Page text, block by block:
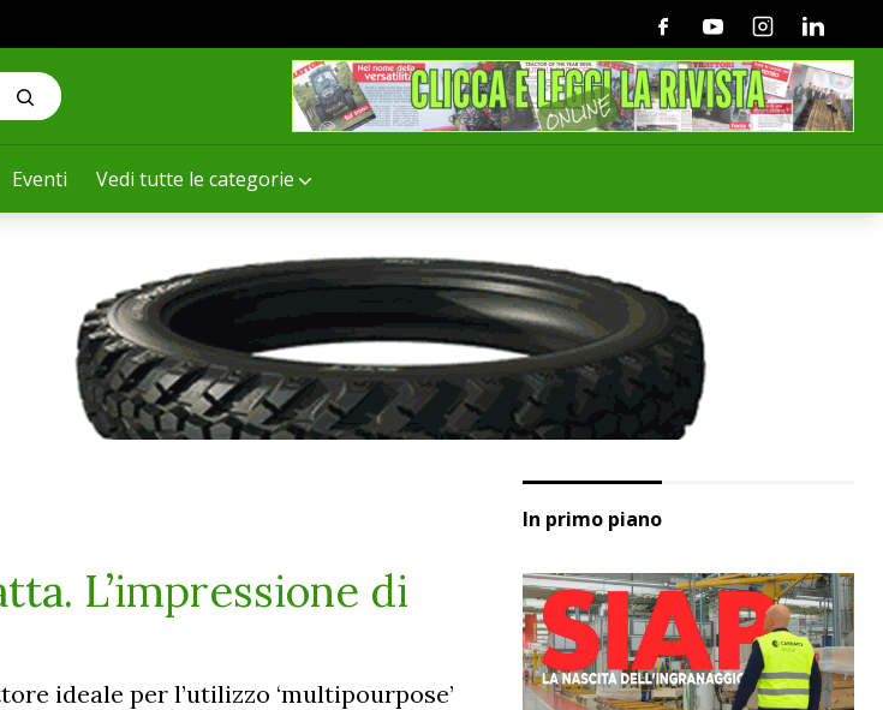
Eventi Vedi tutte le categorie
FacebookYoutubeInstagramLinkedin
L’impressione di
ideale per l’utilizzo ‘multipourpose’
In primo piano